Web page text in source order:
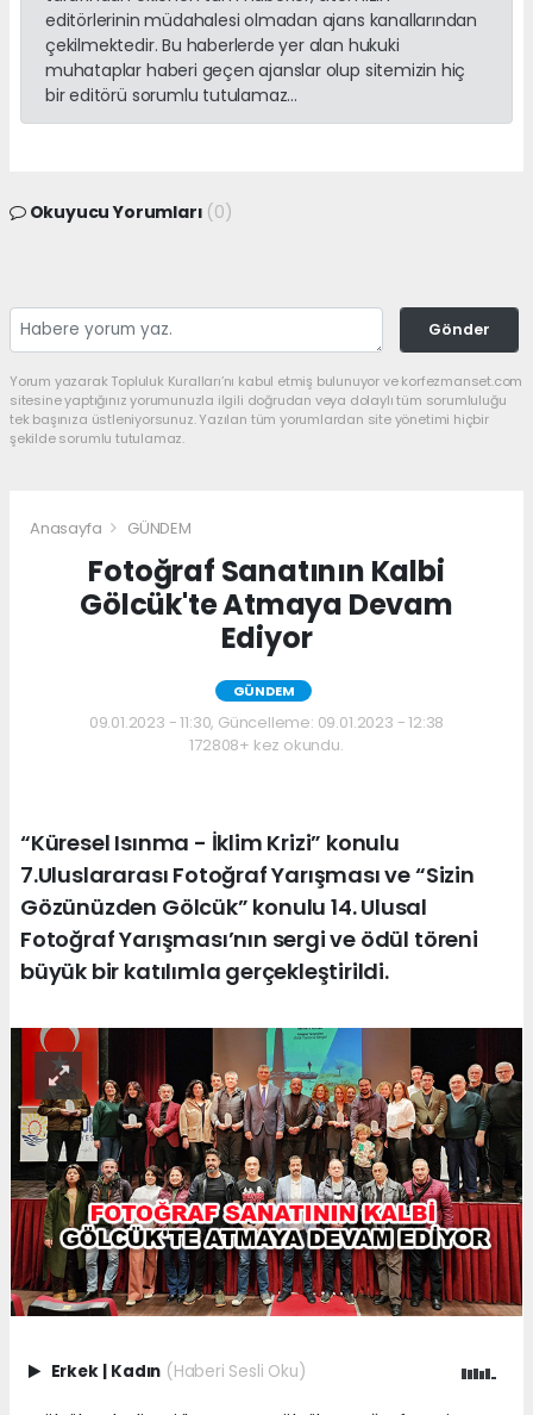
editörlerinin müdahalesi olmadan ajans kanallarından
çekilmektedir. Bu haberlerde yer alan hukuki
muhataplar haberi geçen ajanslar olup sitemizin hiç
bir editörü sorumlu tutulamaz...
Okuyucu Yorumları (0)
Gönder
Yorum yazarak Topluluk Kuralları’nı kabul etmiş bulunuyor ve korfezmanset.com
sitesine yaptığınız yorumunuzla ilgili doğrudan veya dolaylı tüm sorumluluğu
tek başınıza üstleniyorsunuz. Yazılan tüm yorumlardan site yönetimi hiçbir
şekilde sorumlu tutulamaz.
Anasayfa GÜNDEM
Fotoğraf Sanatının Kalbi
Gölcük'te Atmaya Devam
Ediyor
GÜNDEM
09.01.2023 - 11:30, Güncelleme: 09.01.2023 - 12:38
172808+ kez okundu.
“Küresel Isınma - İklim Krizi” konulu
7.Uluslararası Fotoğraf Yarışması ve “Sizin
Gözünüzden Gölcük” konulu 14. Ulusal
Fotoğraf Yarışması’nın sergi ve ödül töreni
büyük bir katılımla gerçekleştirildi.
Erkek | Kadın (Haberi Sesli Oku)